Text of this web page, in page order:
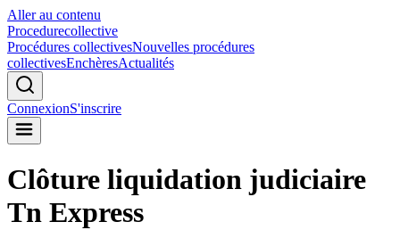
Aller au contenu
Procedurecollective
Procédures collectivesNouvelles procédures
collectivesEnchèresActualités
ConnexionS'inscrire
Clôture liquidation judiciaire
Tn Express